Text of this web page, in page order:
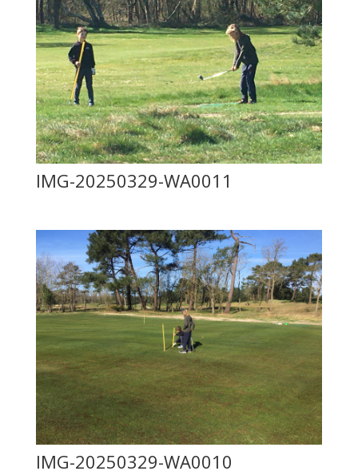
IMG-20250329-WA0011
IMG-20250329-WA0010